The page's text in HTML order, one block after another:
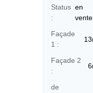
Status
:
en
vente
Façade
1 :
Façade 2
:
de